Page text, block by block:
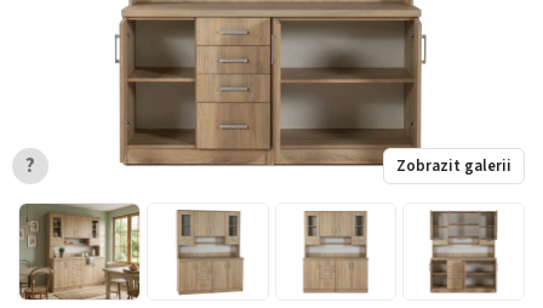
Zobrazit galerii
?